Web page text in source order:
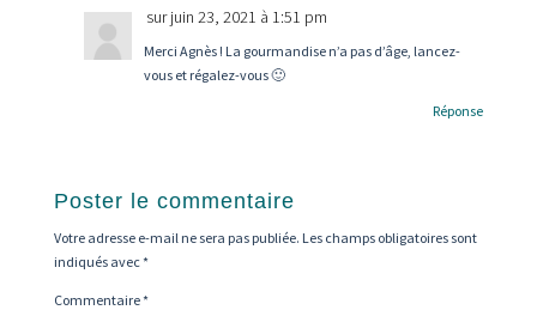
sur juin 23, 2021 à 1:51 pm
Merci Agnès ! La gourmandise n’a pas d’âge, lancez-
vous et régalez-vous 🙂
Réponse
Poster le commentaire
Votre adresse e-mail ne sera pas publiée. Les champs obligatoires sont
indiqués avec*
Commentaire*